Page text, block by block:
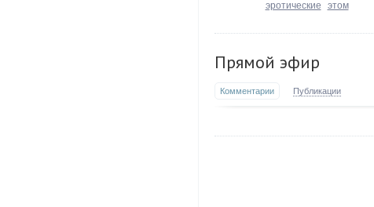
эротические этом
Прямой эфир
Комментарии Публикации